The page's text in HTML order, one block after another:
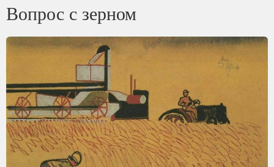
Вопрос с зерном